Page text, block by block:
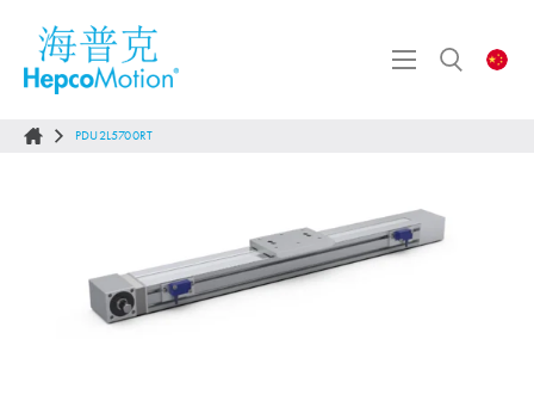
PDU2L5700RT